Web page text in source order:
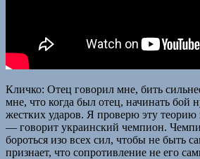
Кличко: Отец говорил мне, бить
мне, что когда был отец, начинать бой
жестких ударов. Я проверю эту
— говорит украинский чемпион.
бороться изо всех сил, чтобы не быть
признает, что сопротивление не его